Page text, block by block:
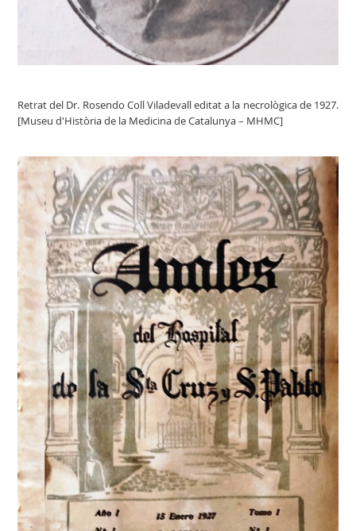
Retrat del Dr. Rosendo Coll Viladevall editat a la necrològica de 1927.
[Museu d'Història de la Medicina de Catalunya – MHMC]